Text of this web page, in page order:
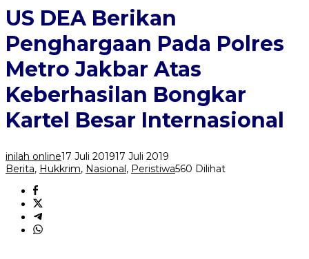
Berikan
Penghargaan
Polres
Metro
Jakbar
Atas
Keberhasilan
Kartel
Internasional
US DEA Berikan
Penghargaan Pada Polres
Metro Jakbar Atas
Keberhasilan Bongkar
Kartel Besar Internasional
inilah online17 Juli 201917 Juli 2019
Berita, Hukkrim, Nasional, Peristiwa560 Dilihat